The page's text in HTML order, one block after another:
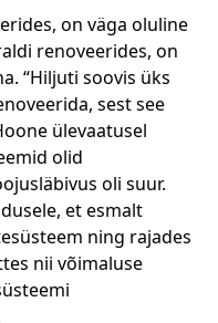
on väga oluline
renoveerides, on
“Hiljuti soovis üks
sest see
ülevaatusel
olid
oli suur.
et esmalt
ning rajades
nii võimaluse